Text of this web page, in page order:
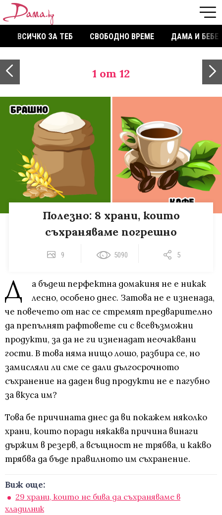
ВСИЧКО ЗА ТЕБ СВОБОДНО ВРЕМЕ ДАМА И БЕБЕ
1 от 12
Полезно: 8 храни, които
съхраняваме погрешно
9 5090 5
Д
а бъдеш перфектна домакиня не е никак
лесно, особено днес. Затова не е изненада,
че повечето от нас се стремят предварително
да препълнят рафтовете си с всевъзможни
продукти, за да не ги изненадат неочаквани
гости. В това няма нищо лошо, разбира се, но
замисляли ли сме се дали дългосрочното
съхранение на даден вид продукти не е пагубно
за вкуса им?
Това бе причината днес да ви покажем няколко
храни, които поради някаква причина винаги
държим в резерв, а всъщност не трябва, и какво
трябва да бъде правилното им съхранение.
Виж още:
29 храни, които не бива да съхраняваме в
хладилник